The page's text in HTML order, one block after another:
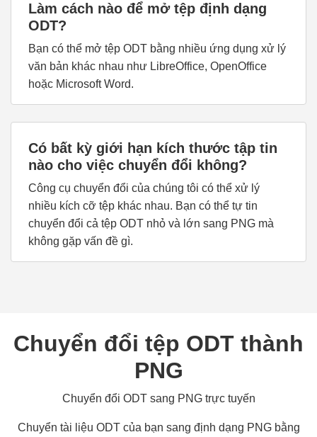
Làm cách nào để mở tệp định dạng
ODT?
Bạn có thể mở tệp ODT bằng nhiều ứng dụng xử lý
văn bản khác nhau như LibreOffice, OpenOffice
hoặc Microsoft Word.
Có bất kỳ giới hạn kích thước tập tin
nào cho việc chuyển đổi không?
Công cụ chuyển đổi của chúng tôi có thể xử lý
nhiều kích cỡ tệp khác nhau. Bạn có thể tự tin
chuyển đổi cả tệp ODT nhỏ và lớn sang PNG mà
không gặp vấn đề gì.
Chuyển đổi tệp ODT thành
PNG
Chuyển đổi ODT sang PNG trực tuyến
Chuyển tài liệu ODT của bạn sang định dạng PNG bằng